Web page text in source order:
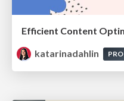
katarinadahlin
PRO